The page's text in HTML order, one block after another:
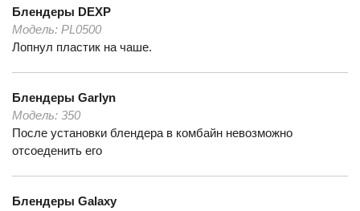
Блендеры DEXP
Модель: PL0500
Лопнул пластик на чаше.
Блендеры Garlyn
Модель: 350
После установки блендера в комбайн невозможно
отсоеденить его
Блендеры Galaxy